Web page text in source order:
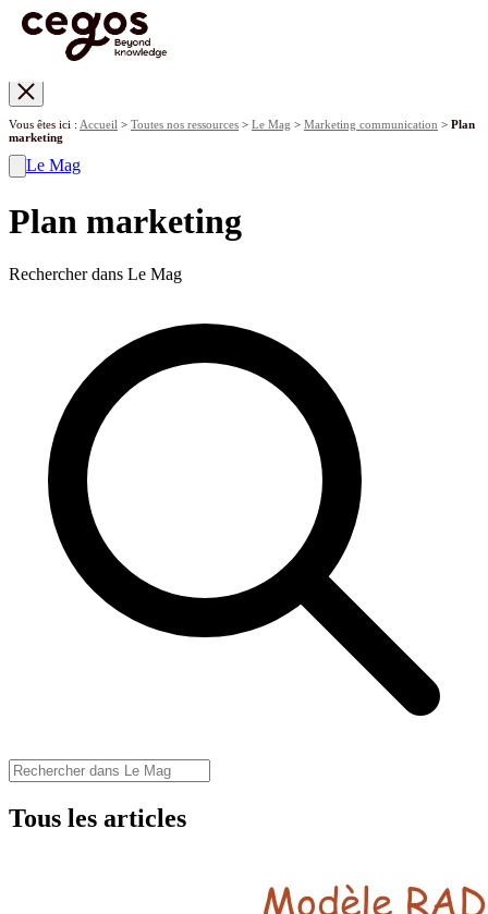
Vous êtes ici : Accueil > Toutes nos ressources > Le Mag > Marketing communication > Plan
marketing
Le Mag
Plan marketing
Rechercher dans Le Mag
Tous les articles